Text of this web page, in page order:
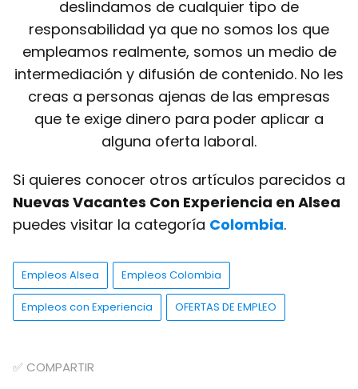
deslindamos de cualquier tipo de
responsabilidad ya que no somos los que
empleamos realmente, somos un medio de
intermediación y difusión de contenido. No les
creas a personas ajenas de las empresas
que te exige dinero para poder aplicar a
alguna oferta laboral.
Si quieres conocer otros artículos parecidos a
Nuevas Vacantes Con Experiencia en Alsea
puedes visitar la categoría Colombia.
Empleos Alsea Empleos Colombia
Empleos con Experiencia OFERTAS DE EMPLEO
✅ COMPARTIR